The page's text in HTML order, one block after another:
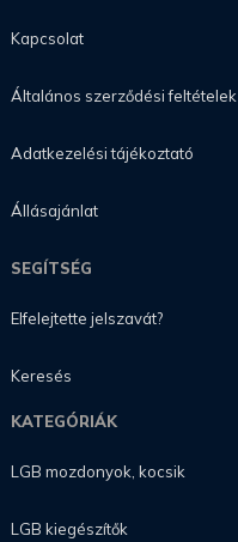
Kapcsolat
Általános szerződési feltételek
Adatkezelési tájékoztató
Állásajánlat
SEGÍTSÉG
Elfelejtette jelszavát?
Keresés
KATEGÓRIÁK
LGB mozdonyok, kocsik
LGB kiegészítők